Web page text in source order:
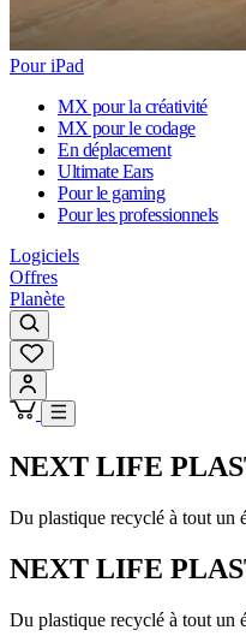
Pour iPad
MX pour la créativité
MX pour le codage
En déplacement
Ultimate Ears
Pour le gaming
Pour les professionnels
Logiciels
Offres
Planète
NEXT LIFE
Du plastique recyclé à tout un
NEXT LIFE
Du plastique recyclé à tout un